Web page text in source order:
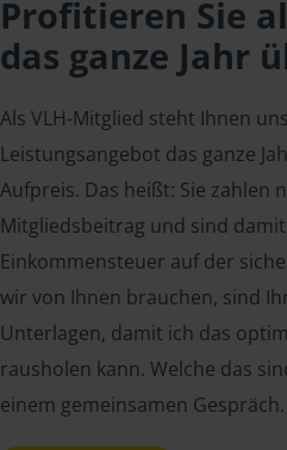
Profitieren Sie
das ganze Jahr
Als VLH-Mitglied steht Ihnen
Leistungsangebot das ganze
Aufpreis. Das heißt: Sie zahlen
Mitgliedsbeitrag und sind
Einkommensteuer auf der
wir von Ihnen brauchen, sind
Unterlagen, damit ich das
rausholen kann. Welche das
einem gemeinsamen Gespräch.